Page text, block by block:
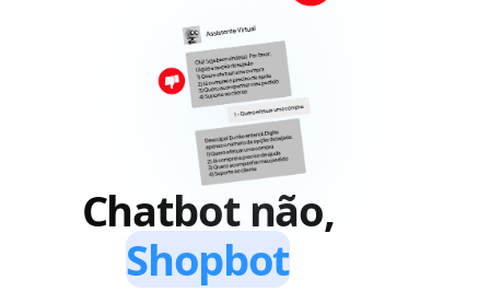
Chatbot não,
Shopbot